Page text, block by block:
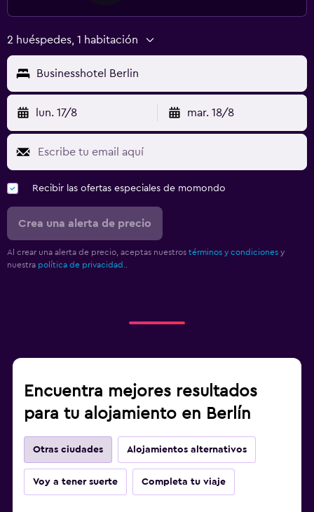
2 huéspedes, 1 habitación
Businesshotel Berlin
lun. 17/8 mar. 18/8
Recibir las ofertas especiales de momondo
Crea una alerta de precio
Al crear una alerta de precio, aceptas nuestros términos y condiciones y
nuestra política de privacidad.
Encuentra mejores resultados
para tu alojamiento en Berlín
Otras ciudades Alojamientos alternativos
Voy a tener suerte Completa tu viaje